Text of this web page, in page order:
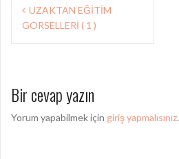
ı
d
o
UZAKTAN EĞİTİM
GÖRSELLERİ ( 1 )
Bir cevap yazın
Yorum yapabilmek için giriş yapmalısınız.